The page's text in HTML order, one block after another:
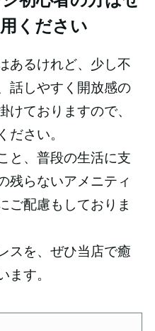
ください
あるけれど、少し不
話しやすく開放感の
けておりますので、
ださい。
と、普段の生活に支
残らないアメニティ
ご配慮もしておりま
スを、ぜひ当店で癒
ます。